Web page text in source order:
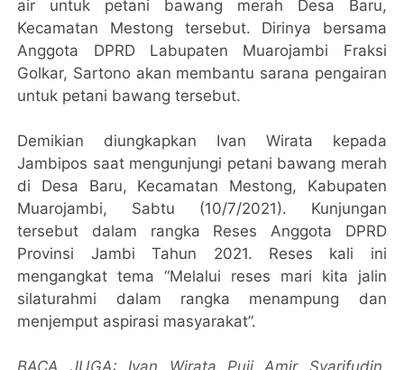
air untuk petani bawang merah Desa Baru,
Kecamatan Mestong tersebut. Dirinya bersama
Anggota DPRD Labupaten Muarojambi Fraksi
Golkar, Sartono akan membantu sarana pengairan
untuk petani bawang tersebut.
Demikian diungkapkan Ivan Wirata kepada
Jambipos saat mengunjungi petani bawang merah
di Desa Baru, Kecamatan Mestong, Kabupaten
Muarojambi, Sabtu (10/7/2021). Kunjungan
tersebut dalam rangka Reses Anggota DPRD
Provinsi Jambi Tahun 2021. Reses kali ini
mengangkat tema “Melalui reses mari kita jalin
silaturahmi dalam rangka menampung dan
menjemput aspirasi masyarakat”.